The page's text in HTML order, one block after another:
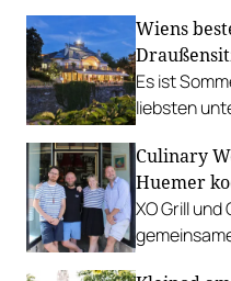
Wiens
Es ist
liebsten
Gastgarten.
Culinary
Huemer
XO Grill